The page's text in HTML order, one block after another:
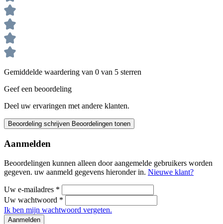
Gemiddelde waardering van 0 van 5 sterren
Geef een beoordeling
Deel uw ervaringen met andere klanten.
Beoordeling schrijven Beoordelingen tonen
Aanmelden
Beoordelingen kunnen alleen door aangemelde gebruikers worden
gegeven. uw aanmeld gegevens hieronder in. Nieuwe klant?
Uw e-mailadres *
Uw wachtwoord *
Ik ben mijn wachtwoord vergeten.
Aanmelden